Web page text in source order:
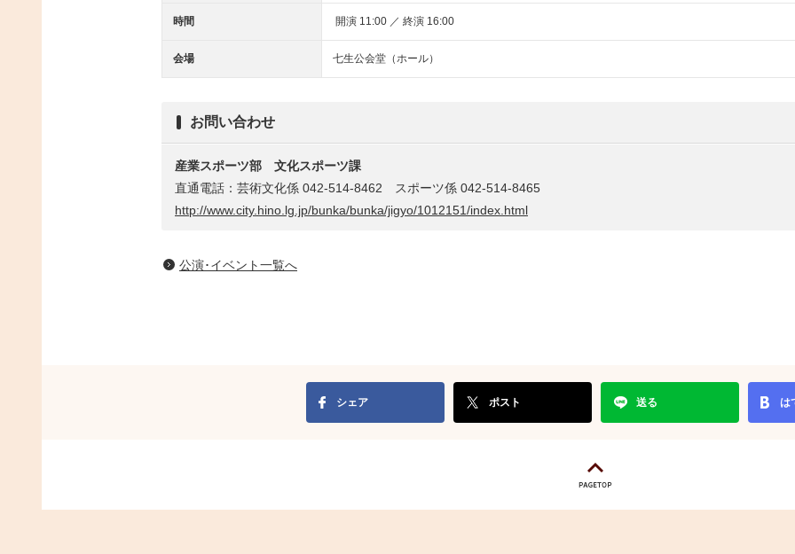
時間 開演 11:00 ／ 終演 16:00
会場 七生公会堂（ホール）
お問い合わせ
産業スポーツ部 文化スポーツ課
直通電話：芸術文化係 042-514-8462 スポーツ係 042-514-8465
http://www.city.hino.lg.jp/bunka/bunka/jigyo/1012151/index.html
公演･イベント一覧へ
シェア ポスト 送る は